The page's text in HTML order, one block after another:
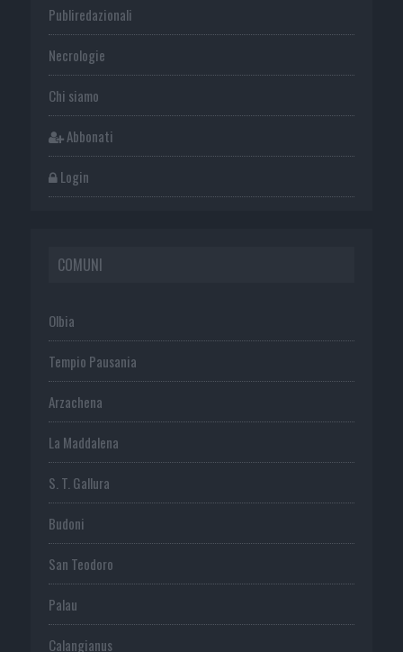
Publiredazionali
Necrologie
Chi siamo
Abbonati
Login
COMUNI
Olbia
Tempio Pausania
Arzachena
La Maddalena
S. T. Gallura
Budoni
San Teodoro
Palau
Calangianus